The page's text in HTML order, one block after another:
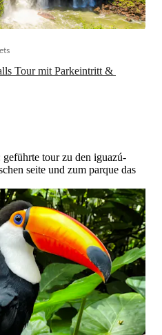
Tour mit Parkeintritt &
tour zu den iguazú-
seite und zum parque das